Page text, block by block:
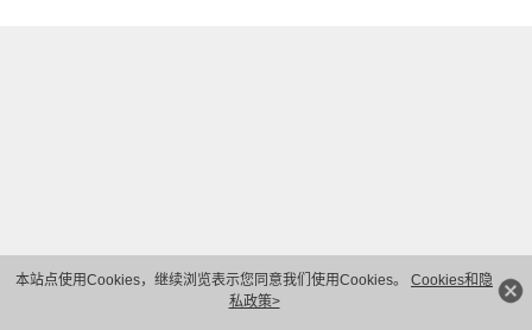
本站点使用Cookies，继续浏览表示您同意我们使用Cookies。 Cookies和隐
私政策>